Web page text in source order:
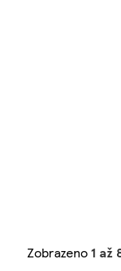
Zobrazeno 1 až